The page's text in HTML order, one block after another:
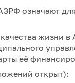
означают
жизни
её
открыт):